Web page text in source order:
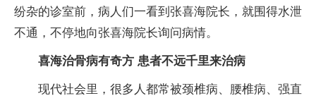
纷杂的诊室前，病人们一看到张喜海院长，就围得水泄
不通，不停地向张喜海院长询问病情。
喜海治骨病有奇方 患者不远千里来治病
现代社会里，很多人都常被颈椎病、腰椎病、强直